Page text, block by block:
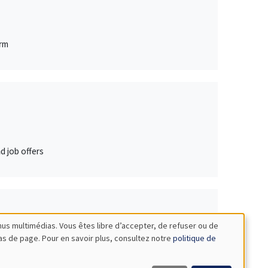
job offers
multimédias. Vous êtes libre d’accepter, de refuser ou de
de page. Pour en savoir plus, consultez notre politique de